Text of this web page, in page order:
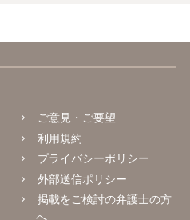
ご意見・ご要望
利用規約
プライバシーポリシー
外部送信ポリシー
掲載をご検討の弁護士の方
へ